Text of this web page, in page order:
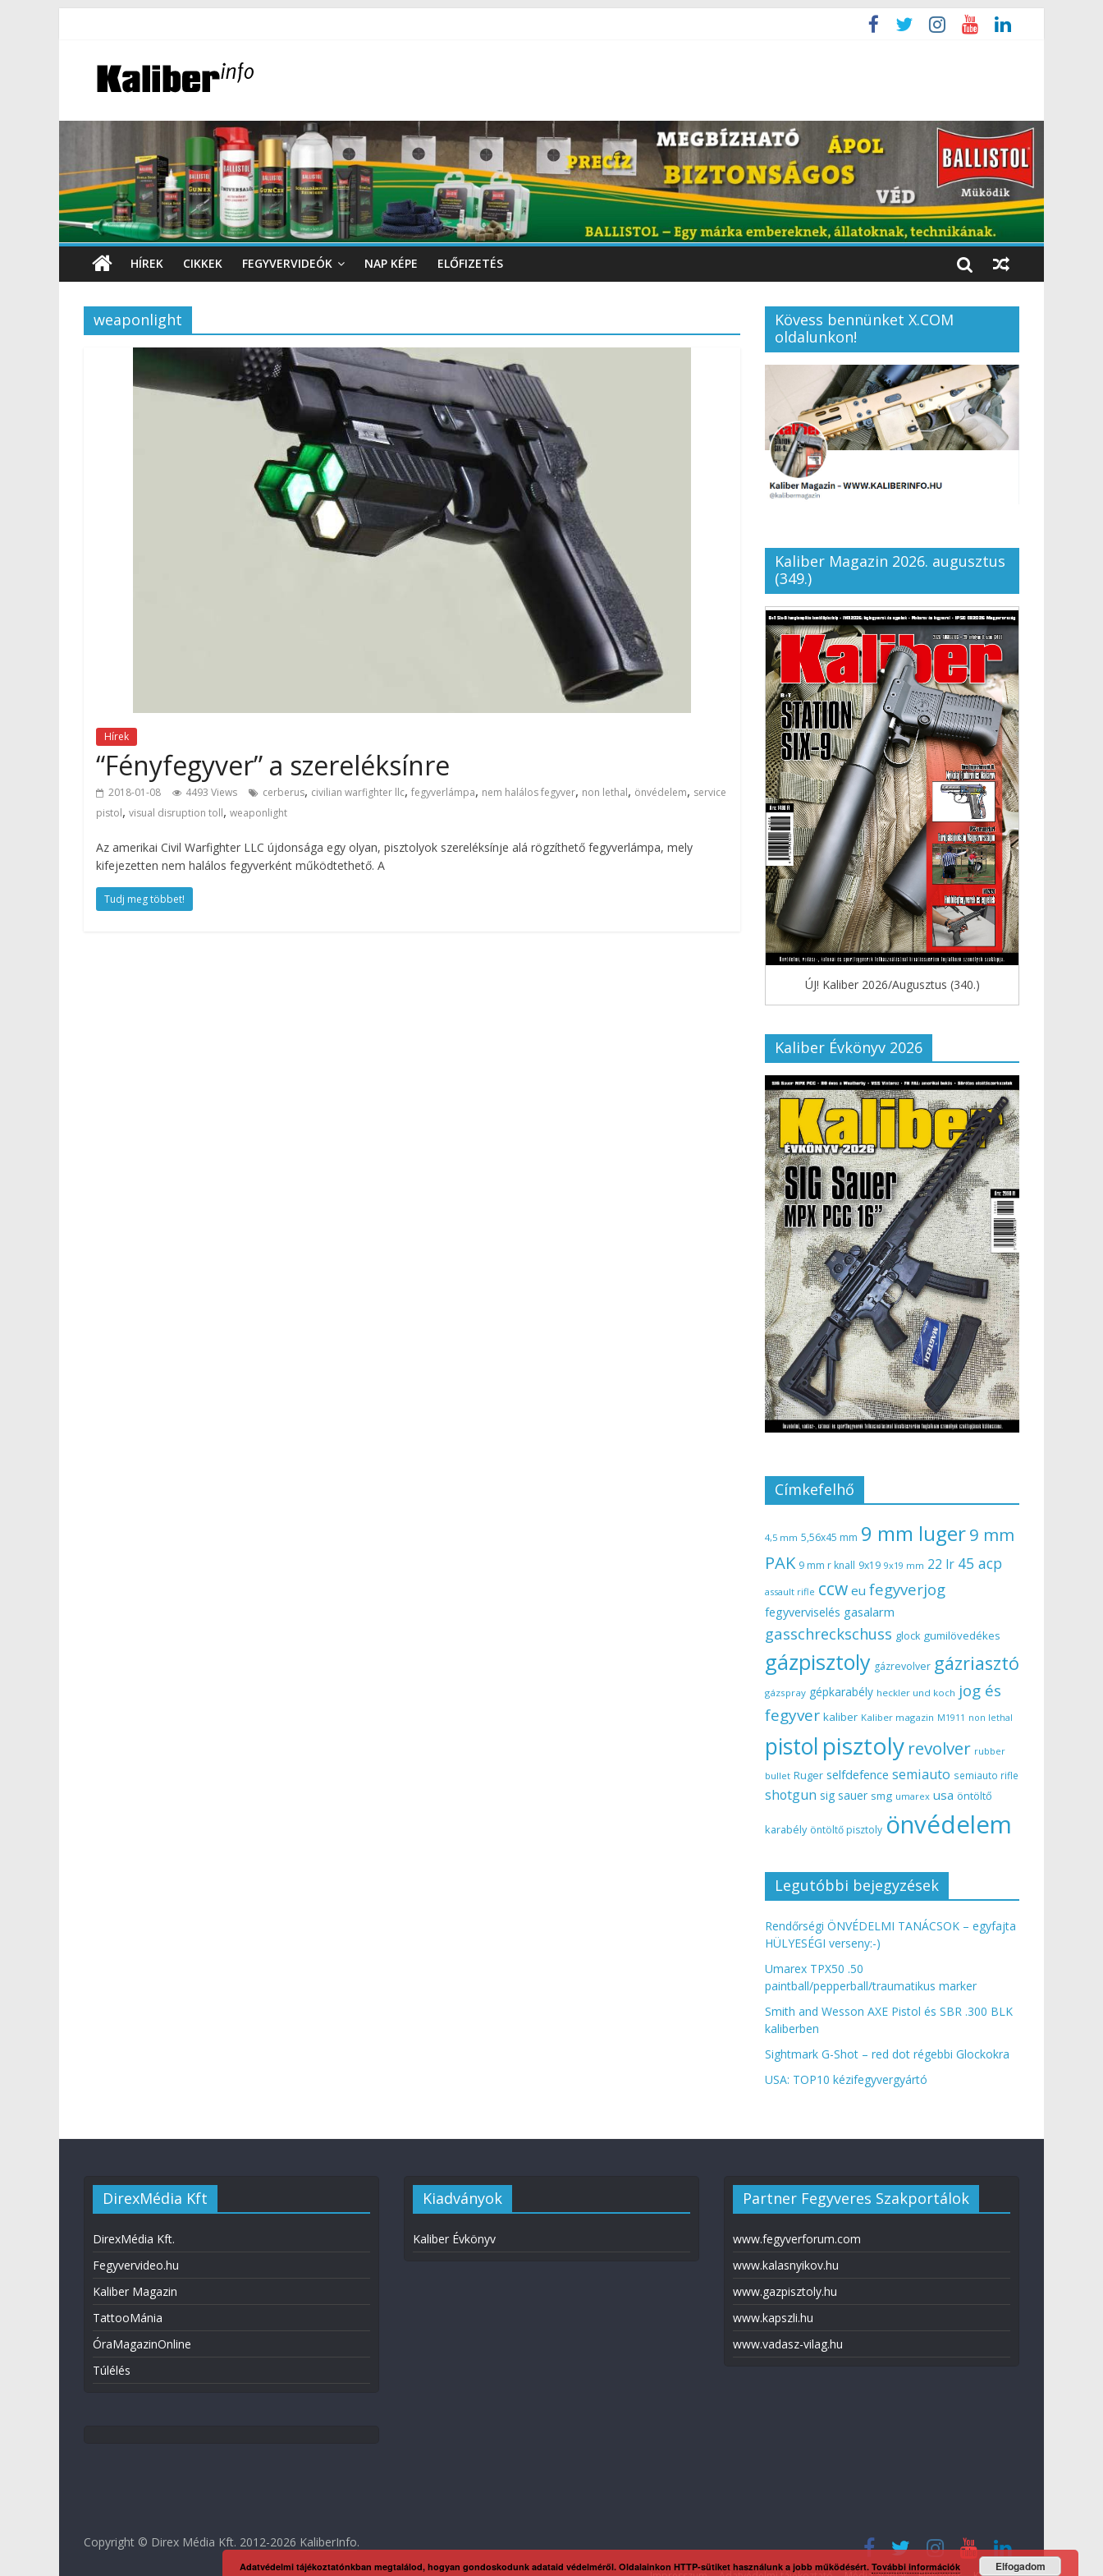
HÍREK CIKKEK FEGYVERVIDEÓK NAP KÉPE ELŐFIZETÉS
weaponlight
Hírek
“Fényfegyver” a szereléksínre
2018-01-08 4493 Views cerberus, civilian warfighter llc, fegyverlámpa, nem halálos fegyver, non lethal, önvédelem, service
pistol, visual disruption toll, weaponlight
Az amerikai Civil Warfighter LLC újdonsága egy olyan, pisztolyok szereléksínje alá rögzíthető fegyverlámpa, mely
kifejezetten nem halálos fegyverként működtethető. A
Tudj meg többet!
Kövess bennünket X.COM
oldalunkon!
Kaliber Magazin 2026. augusztus
(349.)
ÚJ! Kaliber 2026/Augusztus (340.)
Kaliber Évkönyv 2026
Címkefelhő
4,5 mm 5,56x45 mm 9 mm luger9 mm
PAK 9 mm r knall 9x19 9x19 mm 22 lr 45 acp
assault rifle ccw eu fegyverjog
fegyverviselés gasalarm
gasschreckschuss glock gumilövedékes
gázpisztoly gázrevolver gázriasztó
gázspray gépkarabély heckler und koch jog és
fegyver kaliber Kaliber magazin M1911 non lethal
pistol pisztoly revolver rubber
bullet Ruger selfdefence semiauto semiauto rifle
shotgun sig sauer smg umarex usa öntöltő
karabély öntöltő pisztoly önvédelem
Legutóbbi bejegyzések
Rendőrségi ÖNVÉDELMI TANÁCSOK – egyfajta
HÜLYESÉGI verseny:-)
Umarex TPX50 .50
paintball/pepperball/traumatikus marker
Smith and Wesson AXE Pistol és SBR .300 BLK
kaliberben
Sightmark G-Shot – red dot régebbi Glockokra
USA: TOP10 kézifegyvergyártó
DirexMédia Kft
DirexMédia Kft.
Fegyvervideo.hu
Kaliber Magazin
TattooMánia
ÓraMagazinOnline
Túlélés
Kiadványok
Kaliber Évkönyv
Partner Fegyveres Szakportálok
www.fegyverforum.com
www.kalasnyikov.hu
www.gazpisztoly.hu
www.kapszli.hu
www.vadasz-vilag.hu
Copyright © Direx Média Kft. 2012-2026 KaliberInfo.
Adatvédelmi tájékoztatónkban megtalálod, hogyan gondoskodunk adataid védelméről. Oldalainkon HTTP-sütiket használunk a jobb működésért. További információk Elfogadom